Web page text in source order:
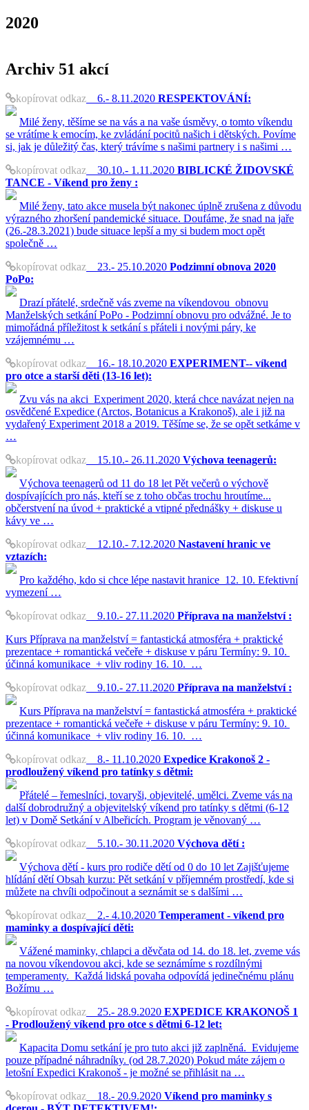
2020
Archiv 51 akcí
kopírovat odkaz 6.- 8.11.2020 RESPEKTOVÁNÍ:
Milé ženy, těšíme se na vás a na vaše úsměvy, o tomto víkendu
se vrátíme k emocím, ke zvládání pocitů našich i dětských. Povíme
si, jak je důležitý čas, který trávíme s našimi partnery i s našimi …
kopírovat odkaz 30.10.- 1.11.2020 BIBLICKÉ ŽIDOVSKÉ
TANCE - Víkend pro ženy :
Milé ženy, tato akce musela být nakonec úplně zrušena z důvodu
výrazného zhoršení pandemické situace. Doufáme, že snad na jaře
(26.-28.3.2021) bude situace lepší a my si budem moct opět
společně …
kopírovat odkaz 23.- 25.10.2020 Podzimní obnova 2020
PoPo:
Drazí přátelé, srdečně vás zveme na víkendovou obnovu
Manželských setkání PoPo - Podzimní obnovu pro odvážné. Je to
mimořádná příležitost k setkání s přáteli i novými páry, ke
vzájemnému …
kopírovat odkaz 16.- 18.10.2020 EXPERIMENT-- víkend
pro otce a starší děti (13-16 let):
Zvu vás na akci Experiment 2020, která chce navázat nejen na
osvědčené Expedice (Arctos, Botanicus a Krakonoš), ale i již na
vydařený Experiment 2018 a 2019. Těšíme se, že se opět setkáme v
…
kopírovat odkaz 15.10.- 26.11.2020 Výchova teenagerů:
Výchova teenagerů od 11 do 18 let Pět večerů o výchově
dospívajících pro nás, kteří se z toho občas trochu hroutíme...
občerstvení na úvod + praktické a vtipné přednášky + diskuse u
kávy ve …
kopírovat odkaz 12.10.- 7.12.2020 Nastavení hranic ve
vztazích:
Pro každého, kdo si chce lépe nastavit hranice 12. 10. Efektivní
vymezení …
kopírovat odkaz 9.10.- 27.11.2020 Příprava na manželství :
Kurs Příprava na manželství = fantastická atmosféra + praktické
prezentace + romantická večeře + diskuse v páru Termíny: 9. 10.
účinná komunikace + vliv rodiny 16. 10. …
kopírovat odkaz 9.10.- 27.11.2020 Příprava na manželství :
Kurs Příprava na manželství = fantastická atmosféra + praktické
prezentace + romantická večeře + diskuse v páru Termíny: 9. 10.
účinná komunikace + vliv rodiny 16. 10. …
kopírovat odkaz 8.- 11.10.2020 Expedice Krakonoš 2 -
prodloužený víkend pro tatínky s dětmi:
Přátelé – řemeslníci, tovaryši, objevitelé, umělci. Zveme vás na
další dobrodružný a objevitelský víkend pro tatínky s dětmi (6-12
let) v Domě Setkání v Albeřicích. Program je věnovaný …
kopírovat odkaz 5.10.- 30.11.2020 Výchova dětí :
Výchova dětí - kurs pro rodiče dětí od 0 do 10 let Zajišťujeme
hlídání dětí Obsah kurzu: Pět setkání v příjemném prostředí, kde si
můžete na chvíli odpočinout a seznámit se s dalšími …
kopírovat odkaz 2.- 4.10.2020 Temperament - víkend pro
maminky a dospívající děti:
Vážené maminky, chlapci a děvčata od 14. do 18. let, zveme vás
na novou víkendovou akci, kde se seznámíme s rozdílnými
temperamenty. Každá lidská povaha odpovídá jedinečnému plánu
Božímu …
kopírovat odkaz 25.- 28.9.2020 EXPEDICE KRAKONOŠ 1
- Prodloužený víkend pro otce s dětmi 6-12 let:
Kapacita Domu setkání je pro tuto akci již zaplněná. Evidujeme
pouze případné náhradníky. (od 28.7.2020) Pokud máte zájem o
letošní Expedici Krakonoš - je možné se přihlásit na …
kopírovat odkaz 18.- 20.9.2020 Víkend pro maminky s